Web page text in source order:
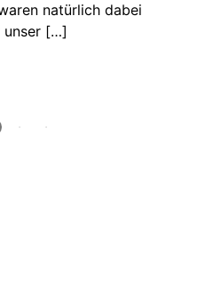
natürlich dabei
unser […]